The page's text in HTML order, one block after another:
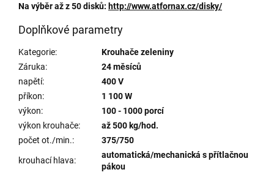
Na výběr až z 50 disků: http://www.atfornax.cz/disky/
Doplňkové parametry
Kategorie:
Krouhače zeleniny
Záruka:
24 měsíců
napětí:
400 V
příkon:
1 100 W
výkon:
100 - 1000 porcí
výkon krouhače:
až 500 kg/hod.
počet ot./min.: 375/750
krouhací hlava:
automatická/mechanická s přítlačnou
pákou